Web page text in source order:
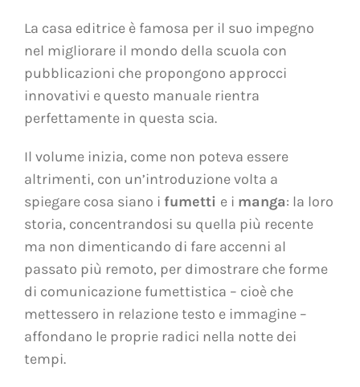
La casa editrice è famosa per il suo impegno
nel migliorare il mondo della scuola con
pubblicazioni che propongono approcci
innovativi e questo manuale rientra
perfettamente in questa scia.
Il volume inizia, come non poteva essere
altrimenti, con un’introduzione volta a
spiegare cosa siano i fumetti e i manga: la loro
storia, concentrandosi su quella più recente
ma non dimenticando di fare accenni al
passato più remoto, per dimostrare che forme
di comunicazione fumettistica – cioè che
mettessero in relazione testo e immagine –
affondano le proprie radici nella notte dei
tempi.